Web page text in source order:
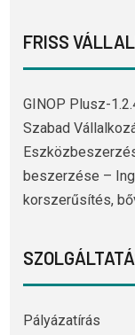
FRISS
GINOP Plusz-
Szabad
beszerzése –
korszerűsítés,
Pályázatírás